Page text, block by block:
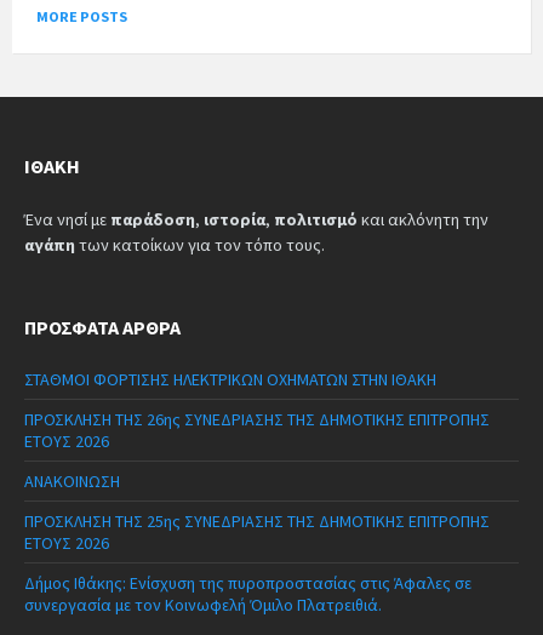
MORE POSTS
ΙΘΆΚΗ
Ένα νησί με παράδοση, ιστορία, πολιτισμό και ακλόνητη την
αγάπη των κατοίκων για τον τόπο τους.
ΠΡΌΣΦΑΤΑ ΆΡΘΡΑ
ΣΤΑΘΜΟΙ ΦΟΡΤΙΣΗΣ ΗΛΕΚΤΡΙΚΩΝ ΟΧΗΜΑΤΩΝ ΣΤΗΝ ΙΘΑΚΗ
ΠΡΟΣΚΛΗΣΗ ΤΗΣ 26ης ΣΥΝΕΔΡΙΑΣΗΣ ΤΗΣ ΔΗΜΟΤΙΚΗΣ ΕΠΙΤΡΟΠΗΣ
ΕΤΟΥΣ 2026
ΑΝΑΚΟΙΝΩΣΗ
ΠΡΟΣΚΛΗΣΗ ΤΗΣ 25ης ΣΥΝΕΔΡΙΑΣΗΣ ΤΗΣ ΔΗΜΟΤΙΚΗΣ ΕΠΙΤΡΟΠΗΣ
ΕΤΟΥΣ 2026
Δήμος Ιθάκης: Ενίσχυση της πυροπροστασίας στις Άφαλες σε
συνεργασία με τον Κοινωφελή Όμιλο Πλατρειθιά.